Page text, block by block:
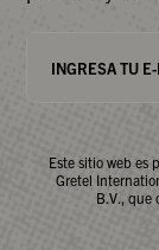
Este sitio web es
Gretel
B.V., que